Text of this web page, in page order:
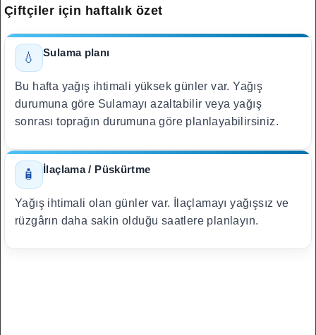
Çiftçiler için haftalık özet
💧 Sulama planı
Bu hafta yağış ihtimali yüksek günler var. Yağış
durumuna göre Sulamayı azaltabilir veya yağış
sonrası toprağın durumuna göre planlayabilirsiniz.
🧴 İlaçlama / Püskürtme
Yağış ihtimali olan günler var. İlaçlamayı yağışsız ve
rüzgârın daha sakin olduğu saatlere planlayın.